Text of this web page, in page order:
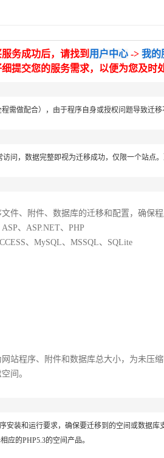
务成功后，请找到 用户中心 -> 我的
提交您的服务需求，以便为您及时
需做配合），由于程序自身或授权问题导致迁移
问，数据完整即视为迁移成功，仅限一个站点。
件、附件、数据库的迁移和配置，确保
、ASP.NET、PHP
、MySQL、MSSQL、SQLite
站程序、附件和数据库总大小，为未压
间。
安装和运行要求，确保要迁移到的空间或数据
应的PHP5.3的空间产品。